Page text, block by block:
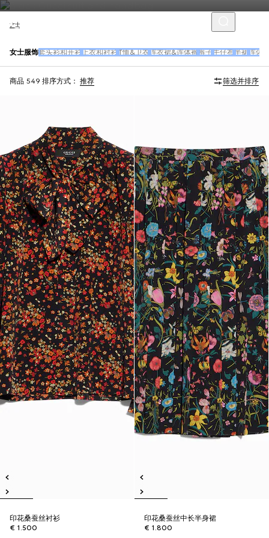
女士
女士服饰 套头衫和开衫 上衣和衬衫 T恤&卫衣 连衣裙&连体裤 裤子 牛仔布 半裙 连体
商品 549 排序方式： 推荐 筛选并排序
印花桑蚕丝衬衫
€ 1.500
印花桑蚕丝中长半身裙
€ 1.800